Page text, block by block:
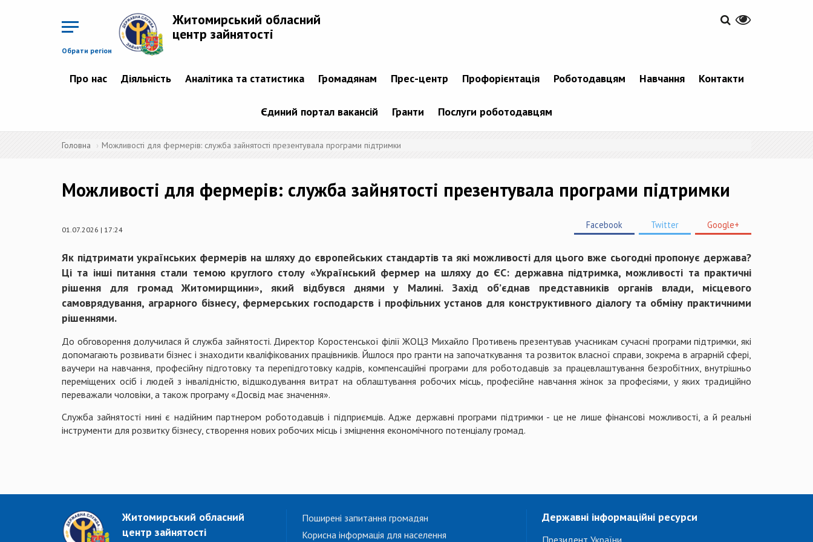
Обрати регіон
Житомирський обласний
центр зайнятості
Про нас Діяльність Аналітика та статистика Громадянам Прес-центр Профорієнтація Роботодавцям Навчання Контакти
Єдиний портал вакансій Гранти Послуги роботодавцям
Головна Можливості для фермерів: служба зайнятості презентувала програми підтримки
Можливості для фермерів: служба зайнятості презентувала програми підтримки
01.07.2026 | 17:24 Facebook Twitter Google+
Як підтримати українських фермерів на шляху до європейських стандартів та які можливості для цього вже сьогодні пропонує держава?
Ці та інші питання стали темою круглого столу «Український фермер на шляху до ЄС: державна підтримка, можливості та практичні
рішення для громад Житомирщини», який відбувся днями у Малині. Захід об’єднав представників органів влади, місцевого
самоврядування, аграрного бізнесу, фермерських господарств і профільних установ для конструктивного діалогу та обміну практичними
рішеннями.
До обговорення долучилася й служба зайнятості. Директор Коростенської філії ЖОЦЗ Михайло Противень презентував учасникам сучасні програми підтримки, які
допомагають розвивати бізнес і знаходити кваліфікованих працівників. Йшлося про гранти на започаткування та розвиток власної справи, зокрема в аграрній сфері,
ваучери на навчання, професійну підготовку та перепідготовку кадрів, компенсаційні програми для роботодавців за працевлаштування безробітних, внутрішньо
переміщених осіб і людей з інвалідністю, відшкодування витрат на облаштування робочих місць, професійне навчання жінок за професіями, у яких традиційно
переважали чоловіки, а також програму «Досвід має значення».
Служба зайнятості нині є надійним партнером роботодавців і підприємців. Адже державні програми підтримки - це не лише фінансові можливості, а й реальні
інструменти для розвитку бізнесу, створення нових робочих місць і зміцнення економічного потенціалу громад.
Житомирський обласний
центр зайнятості
Поширені запитання громадян
Корисна інформація для населення
Державні інформаційні ресурси